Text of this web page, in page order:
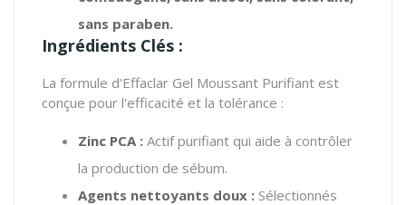
sans paraben.
Ingrédients Clés :
La formule d'Effaclar Gel Moussant Purifiant est
conçue pour l'efficacité et la tolérance :
Zinc PCA : Actif purifiant qui aide à contrôler
la production de sébum.
Agents nettoyants doux : Sélectionnés